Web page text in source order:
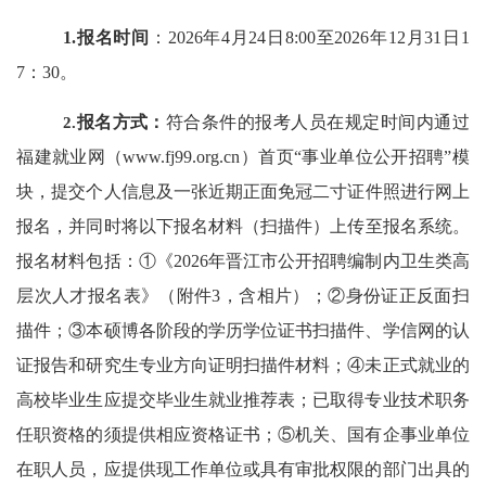
1.报名时间 ： 2026年4月 24 日 8:00至2026年12 月31 日 1
7：30。
2.报名方式： 符合条件的报考人员在规定时间内通过
福建就业网（www.fj99.org.cn ）首页“事业单位公开招聘”模
块 ，提交个人信息及一张近期正面免冠二寸证件照进行网上
报名 ，并同时将以下报名材料 （扫描件） 上传至报名系统。
报名材料包括： ①《2026年晋江市公开招聘编制内卫生类高
层次人才报名表》（附件3 ，含相片）； ②身份证正反面扫
描件；③本硕博各阶段的学历学位证书扫描件、学信网的认
证报告和研究生专业方向证明扫描件材料；④未正式就业的
高校毕业生应提交毕业生就业推荐表；已取得专业技术职务
任职资格的须提供相应资格证书；⑤机关、国有企事业单位
在职人员，应提供现工作单位或具有审批权限的部门出具的